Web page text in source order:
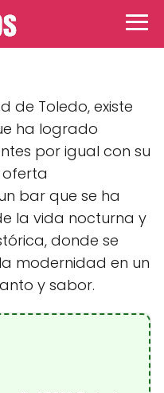
de Toledo, existe
ha logrado
por igual con su
bar que se ha
la vida nocturna y
donde se
modernidad en un
y sabor.